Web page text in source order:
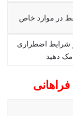
در موارد خاص
شرایط اضطراری
دهید